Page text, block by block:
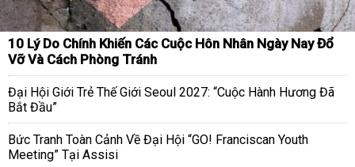
10 Lý Do Chính Khiến Các Cuộc Hôn Nhân Ngày Nay Đổ
Vỡ Và Cách Phòng Tránh
Đại Hội Giới Trẻ Thế Giới Seoul 2027: “Cuộc Hành Hương Đã
Bắt Đầu”
Bức Tranh Toàn Cảnh Về Đại Hội “GO! Franciscan Youth
Meeting” Tại Assisi